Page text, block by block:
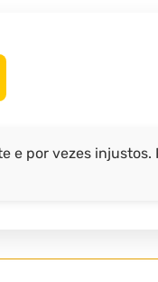
e por vezes injustos.